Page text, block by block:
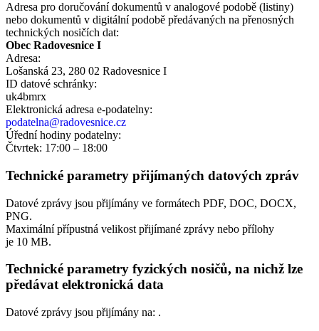
Adresa pro doručování dokumentů v analogové podobě (listiny)
nebo dokumentů v digitální podobě předávaných na přenosných
technických nosičích dat:
Obec Radovesnice I
Adresa:
Lošanská 23, 280 02 Radovesnice I
ID datové schránky:
uk4bmrx
Elektronická adresa e‑podatelny:
podatelna@radovesnice.cz
Úřední hodiny podatelny:
Čtvrtek: 17:00 – 18:00
Technické parametry přijímaných datových zpráv
Datové zprávy jsou přijímány ve formátech PDF, DOC, DOCX,
PNG.
Maximální přípustná velikost přijímané zprávy nebo přílohy
je 10 MB.
Technické parametry fyzických nosičů, na nichž lze
předávat elektronická data
Datové zprávy jsou přijímány na: .